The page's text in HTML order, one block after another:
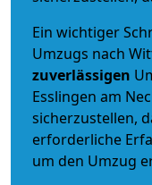
Ein wichtiger
Umzugs nach
zuverlässigen
Esslingen am
sicherzustellen,
erforderliche
um den Umzug